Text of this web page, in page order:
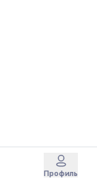
Профиль